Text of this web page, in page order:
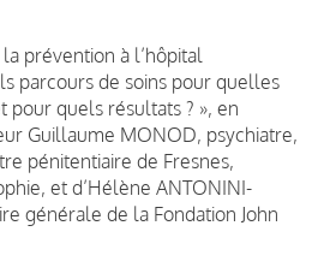
prévention à l’hôpital
parcours de soins pour quelles
pour quels résultats ? », en
Guillaume MONOD, psychiatre,
pénitentiaire de Fresnes,
et d’Hélène ANTONINI-
générale de la Fondation John